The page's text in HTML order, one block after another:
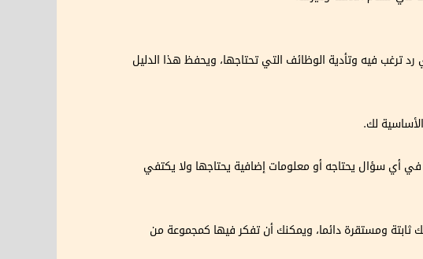
ترغب فيه وتأدية الوظائف التي تحتاجها، ويحفظ هذا الدليل
لك.
في أي سؤال يحتاجه أو معلومات إضافية يحتاجها ولا يكتفي
ثابتة ومستقرة دائما، ويمكنك أن تفكر فيها كمجموعة من